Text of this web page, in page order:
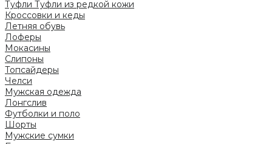
Туфли Туфли из редкой кожи
Кроссовки и кеды
Летняя обувь
Лоферы
Мокасины
Слипоны
Топсайдеры
Челси
Мужская одежда
Лонгслив
Футболки и поло
Шорты
Мужские сумки